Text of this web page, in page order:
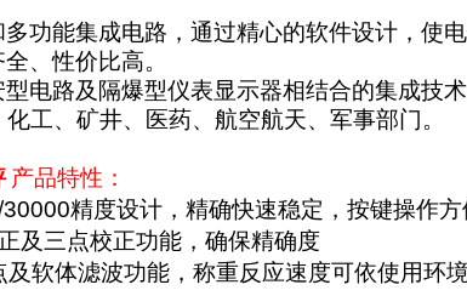
功能集成电路，通过精心的软件设计，使
、性价比高。
电路及隔爆型仪表显示器相结合的集成技术
工、矿井、医药、航空航天、军事部门。
产品特性：
精度设计，精确快速稳定，按键操作方
及三点校正功能，确保精确度
软体滤波功能，称重反应速度可依使用环